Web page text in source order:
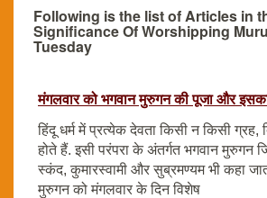
Following is the list of Articles in
Significance Of Worshipping
Tuesday
मंगलवार को भगवान मुरुगन की पूजा और
हिंदू धर्म में प्रत्येक देवता किसी न किसी
होते हैं. इसी परंपरा के अंतर्गत भगवान मुरुगन
स्कंद, कुमारस्वामी और सुब्रमण्यम भी कहा
मुरुगन को मंगलवार के दिन विशेष